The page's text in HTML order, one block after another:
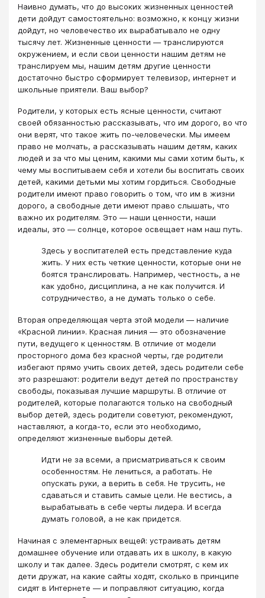
Наивно думать, что до высоких жизненных ценностей
дети дойдут самостоятельно: возможно, к концу жизни
дойдут, но человечество их вырабатывало не одну
тысячу лет. Жизненные ценности — транслируются
окружением, и если свои ценности нашим детям не
транслируем мы, нашим детям другие ценности
достаточно быстро сформирует телевизор, интернет и
школьные приятели. Ваш выбор?
Родители, у которых есть ясные ценности, считают
своей обязанностью рассказывать, что им дорого, во что
они верят, что такое жить по-человечески. Мы имеем
право не молчать, а рассказывать нашим детям, каких
людей и за что мы ценим, какими мы сами хотим быть, к
чему мы воспитываем себя и хотели бы воспитать своих
детей, какими детьми мы хотим гордиться. Свободные
родители имеют право говорить о том, что им в жизни
дорого, а свободные дети имеют право слышать, что
важно их родителям. Это — наши ценности, наши
идеалы, это — солнце, которое освещает нам наш путь.
Здесь у воспитателей есть представление куда
жить. У них есть четкие ценности, которые они не
боятся транслировать. Например, честность, а не
как удобно, дисциплина, а не как получится. И
сотрудничество, а не думать только о себе.
Вторая определяющая черта этой модели — наличие
«Красной линии». Красная линия — это обозначение
пути, ведущего к ценностям. В отличие от модели
просторного дома без красной черты, где родители
избегают прямо учить своих детей, здесь родители себе
это разрешают: родители ведут детей по пространству
свободы, показывая лучшие маршруты. В отличие от
родителей, которые полагаются только на свободный
выбор детей, здесь родители советуют, рекомендуют,
наставляют, а когда-то, если это необходимо,
определяют жизненные выборы детей.
Идти не за всеми, а присматриваться к своим
особенностям. Не лениться, а работать. Не
опускать руки, а верить в себя. Не трусить, не
сдаваться и ставить самые цели. Не вестись, а
вырабатывать в себе черты лидера. И всегда
думать головой, а не как придется.
Начиная с элементарных вещей: устраивать детям
домашнее обучение или отдавать их в школу, в какую
школу и так далее. Здесь родители смотрят, с кем их
дети дружат, на какие сайты ходят, сколько в принципе
сидят в Интернете — и поправляют ситуацию, когда